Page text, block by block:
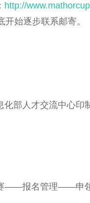
http://
始逐步联系邮寄。
部人才交流中心印
——报名管理——申